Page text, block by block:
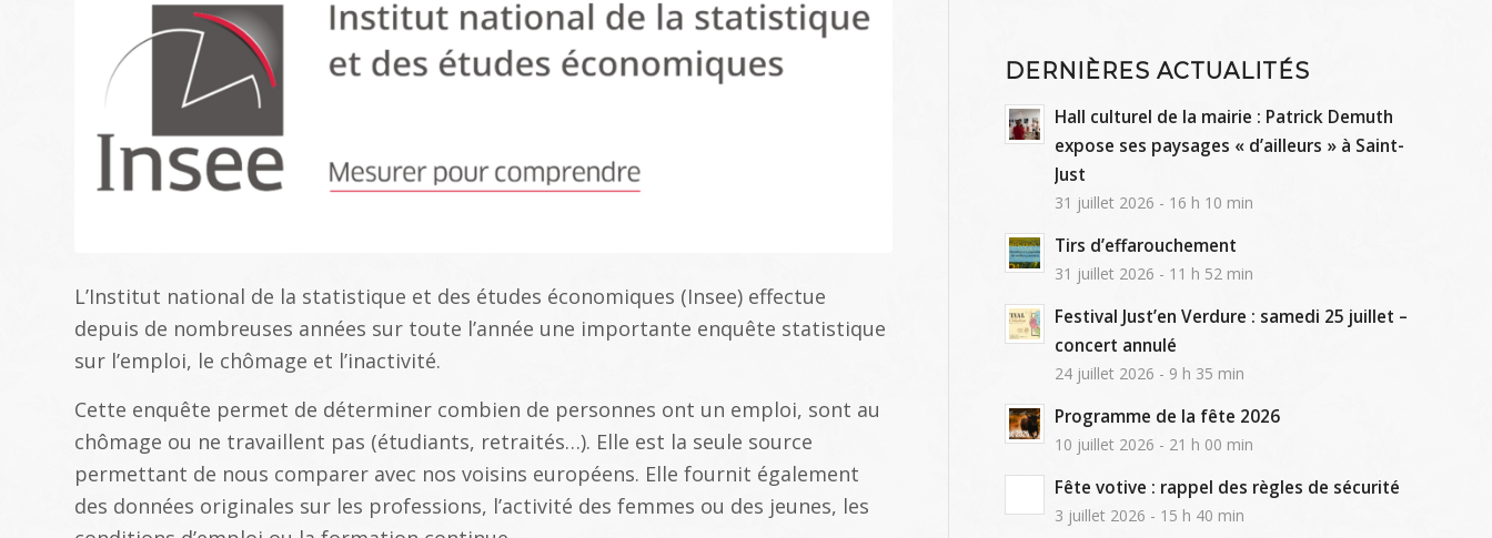
L’Institut national de la statistique et des études économiques (Insee) effectue
depuis de nombreuses années sur toute l’année une importante enquête statistique
sur l’emploi, le chômage et l’inactivité.
Cette enquête permet de déterminer combien de personnes ont un emploi, sont au
chômage ou ne travaillent pas (étudiants, retraités…). Elle est la seule source
permettant de nous comparer avec nos voisins européens. Elle fournit également
des données originales sur les professions, l’activité des femmes ou des jeunes, les
DERNIÈRES ACTUALITÉS
Hall culturel de la mairie : Patrick Demuth
expose ses paysages « d’ailleurs » à Saint-
Just
31 juillet 2026 - 16 h 10 min
Tirs d’effarouchement
31 juillet 2026 - 11 h 52 min
Festival Just’en Verdure : samedi 25 juillet –
concert annulé
24 juillet 2026 - 9 h 35 min
Programme de la fête 2026
10 juillet 2026 - 21 h 00 min
Fête votive : rappel des règles de sécurité
3 juillet 2026 - 15 h 40 min